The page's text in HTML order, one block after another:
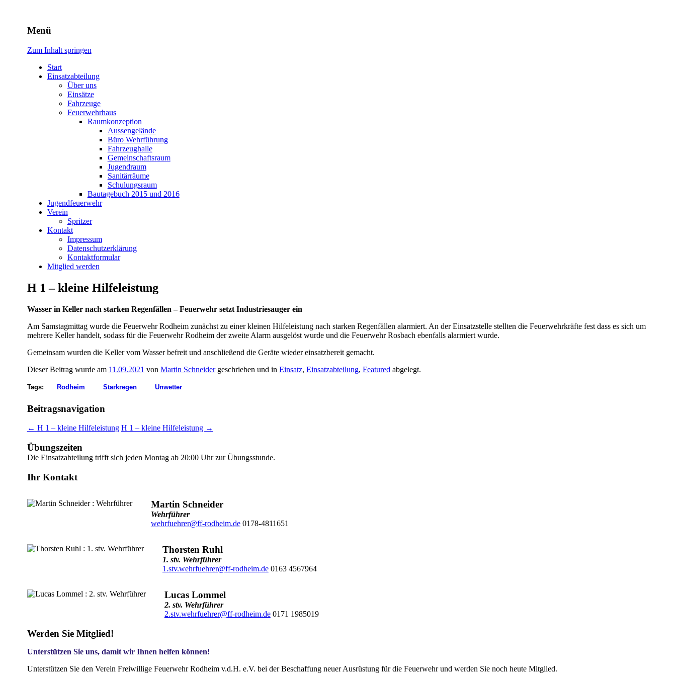
Freiwillige Feuerwehr Rodheim v.d.H.
Menü
Zum Inhalt springen
Start
Einsatzabteilung
Über uns
Einsätze
Fahrzeuge
Feuerwehrhaus
Raumkonzeption
Aussengelände
Büro Wehrführung
Fahrzeughalle
Gemeinschaftsraum
Jugendraum
Sanitärräume
Schulungsraum
Bautagebuch 2015 und 2016
Jugendfeuerwehr
Verein
Spritzer
Kontakt
Impressum
Datenschutzerklärung
Kontaktformular
Mitglied werden
H 1 – kleine Hilfeleistung
Wasser in Keller nach starken Regenfällen – Feuerwehr setzt Industriesauger ein
Am Samstagmittag wurde die Feuerwehr Rodheim zunächst zu einer kleinen Hilfeleistung nach starken Regenfällen alarmiert. An der Einsatzstelle stellten die Feuerwehrkräfte fest dass es sich um
mehrere Keller handelt, sodass für die Feuerwehr Rodheim der zweite Alarm ausgelöst wurde und die Feuerwehr Rosbach ebenfalls alarmiert wurde.
Gemeinsam wurden die Keller vom Wasser befreit und anschließend die Geräte wieder einsatzbereit gemacht.
Dieser Beitrag wurde am 11.09.2021 von Martin Schneidergeschrieben und in Einsatz, Einsatzabteilung, Featured abgelegt.
Tags: Rodheim Starkregen Unwetter
Beitragsnavigation
← H 1 – kleine Hilfeleistung H 1 – kleine Hilfeleistung →
Übungszeiten
Die Einsatzabteilung trifft sich jeden Montag ab 20:00 Uhr zur Übungsstunde.
Ihr Kontakt
Martin Schneider
Wehrführer
wehrfuehrer@ff-rodheim.de0178-4811651
Thorsten Ruhl
1. stv. Wehrführer
1.stv.wehrfuehrer@ff-rodheim.de0163 4567964
Lucas Lommel
2. stv. Wehrführer
2.stv.wehrfuehrer@ff-rodheim.de0171 1985019
Werden Sie Mitglied!
Unterstützen Sie uns, damit wir Ihnen helfen können!
Unterstützen Sie den Verein Freiwillige Feuerwehr Rodheim v.d.H. e.V. bei der Beschaffung neuer Ausrüstung für die Feuerwehr und werden Sie noch heute Mitglied.